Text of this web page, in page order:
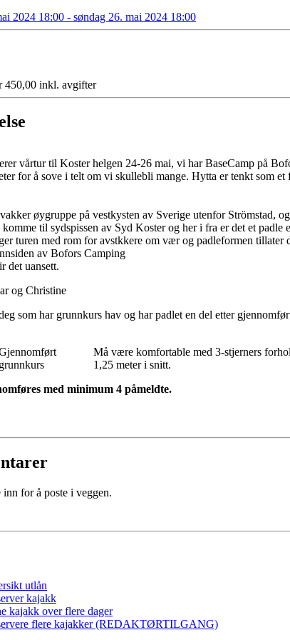
2024 18:00 - søndag 26. mai 2024 18:00
450,00 inkl. avgifter
vårtur til Koster helgen 24-26 mai, vi har BaseCamp på
for å sove i telt om vi skullebli mange. Hytta er tenkt som
øygruppe på vestkysten av Sverige utenfor Strömstad,
til sydspissen av Syd Koster og her i fra er det et
turen med rom for avstkkere om vær og padleformen
av Bofors Camping
det uansett.
og Christine
som har grunnkurs hav og har padlet en del etter
grunnkurs
Må være komfortable med 3-stjerners
1,25 meter i snitt.
med minimum 4 påmeldte.
for å poste i veggen.
utlån
kajakk
kajakk over flere dager
flere kajakker (REDAKTØRTILGANG)